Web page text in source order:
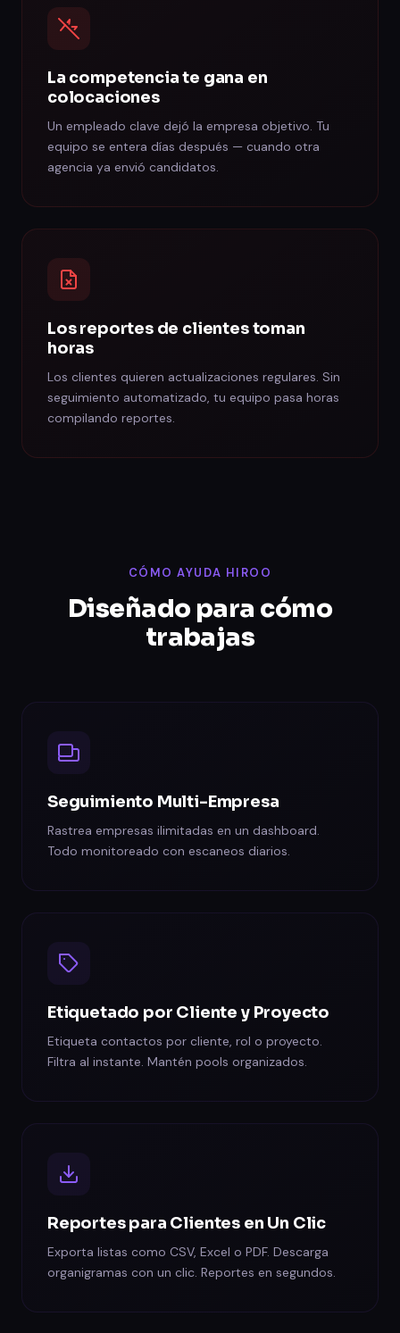
La competencia te gana en
colocaciones
Un empleado clave dejó la empresa objetivo. Tu
equipo se entera días después — cuando otra
agencia ya envió candidatos.
Los reportes de clientes toman
horas
Los clientes quieren actualizaciones regulares. Sin
seguimiento automatizado, tu equipo pasa horas
compilando reportes.
CÓMO AYUDA HIROO
Diseñado para cómo
trabajas
Seguimiento Multi-Empresa
Rastrea empresas ilimitadas en un dashboard.
Todo monitoreado con escaneos diarios.
Etiquetado por Cliente y Proyecto
Etiqueta contactos por cliente, rol o proyecto.
Filtra al instante. Mantén pools organizados.
Reportes para Clientes en Un Clic
Exporta listas como CSV, Excel o PDF. Descarga
organigramas con un clic. Reportes en segundos.